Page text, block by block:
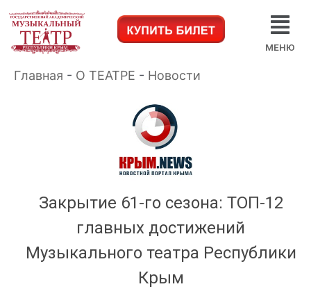
МЕНЮ
Главная - О ТЕАТРЕ - Новости
Закрытие 61-го сезона: ТОП-12
главных достижений
Музыкального театра Республики
Крым